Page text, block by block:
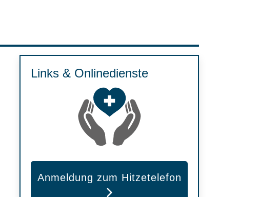
Links & Onlinedienste
Anmeldung zum Hitzetelefon